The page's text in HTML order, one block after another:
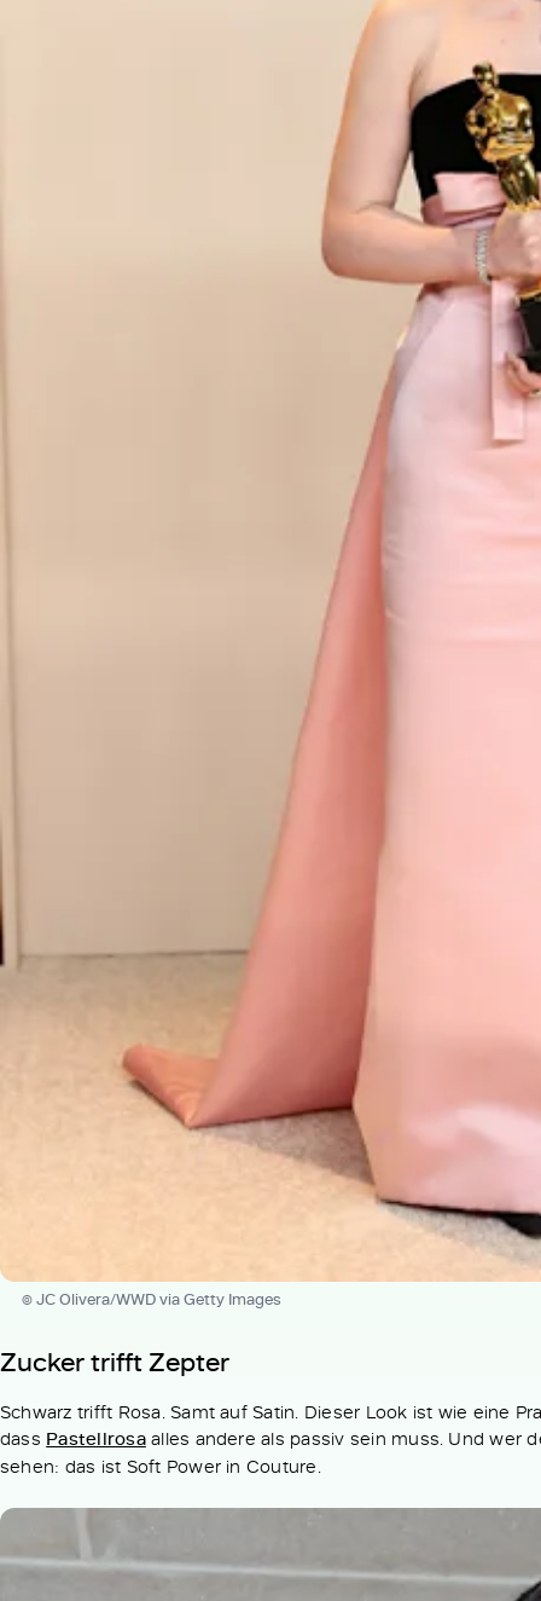
© JC Olivera/WWD via Getty Images
Zucker trifft Zepter
Schwarz trifft Rosa. Samt auf Satin. Dieser Look ist wie eine
dass Pastellrosaalles andere als passiv sein muss. Und wer
sehen: das ist Soft Power in Couture.